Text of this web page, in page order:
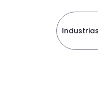
Industrias